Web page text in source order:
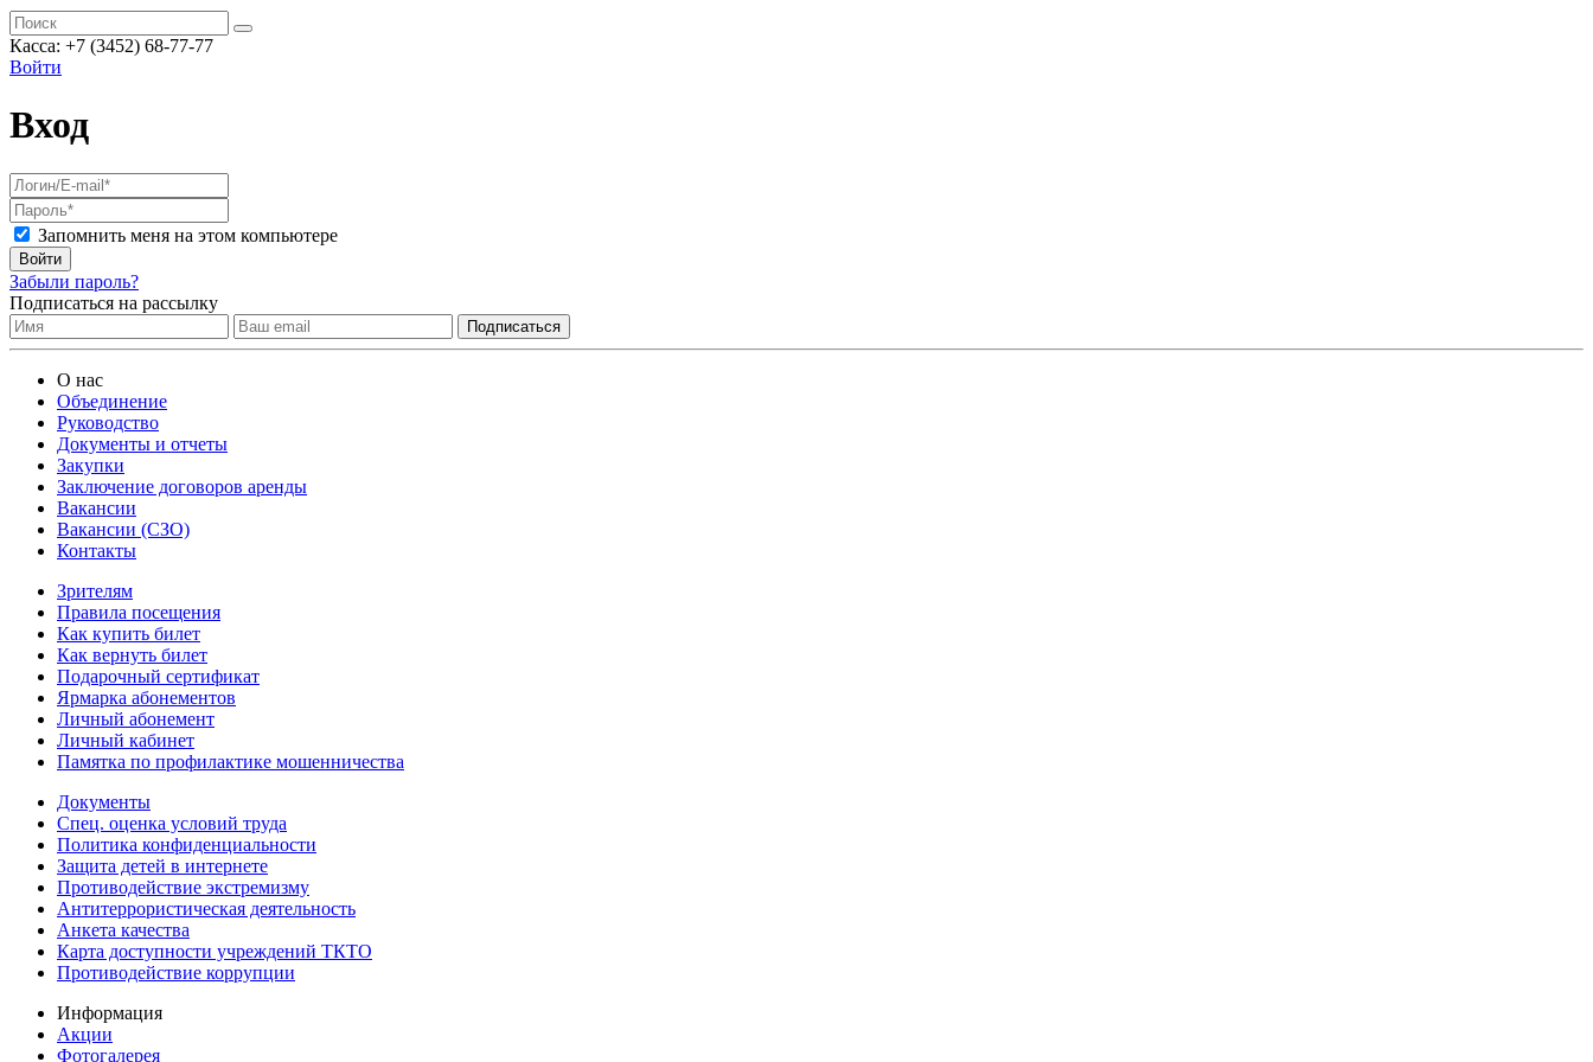
Касса: +7 (3452) 68-77-77
Войти
Вход
Запомнить меня на этом компьютере
Войти
Забыли пароль?
Подписаться на рассылку
О нас
Объединение
Руководство
Документы и отчеты
Закупки
Заключение договоров аренды
Вакансии
Вакансии (СЗО)
Контакты
Зрителям
Правила посещения
Как купить билет
Как вернуть билет
Подарочный сертификат
Ярмарка абонементов
Личный абонемент
Личный кабинет
Памятка по профилактике мошенничества
Документы
Спец. оценка условий труда
Политика конфиденциальности
Защита детей в интернете
Противодействие экстремизму
Антитеррористическая деятельность
Анкета качества
Карта доступности учреждений ТКТО
Противодействие коррупции
Информация
Акции
Фотогалерея